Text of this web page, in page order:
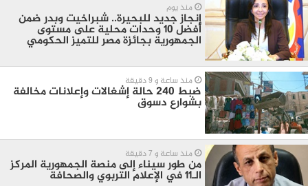
منذ يوم
إنجاز جديد للبحيرة.. شبراخيت وبدر ضمن
أفضل 10 وحدات محلية على مستوى
الجمهورية بجائزة مصر للتميز الحكومي
منذ ساعة و 9 دقيقة
ضبط 240 حالة إشغالات وإعلانات مخالفة
بشوارع دسوق
منذ ساعة و 7 دقيقة
من طور سيناء إلى منصة الجمهورية المركز
الـ11 في الإعلام التربوي والصحافة